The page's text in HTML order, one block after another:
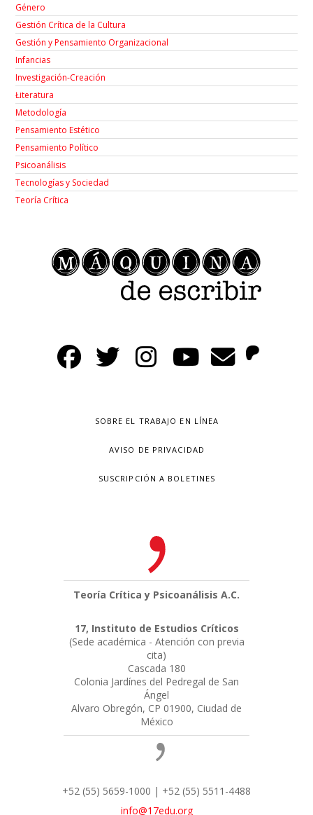
Género
Gestión Crítica de la Cultura
Gestión y Pensamiento Organizacional
Infancias
Investigación-Creación
Łiteratura
Metodología
Pensamiento Estético
Pensamiento Político
Psicoanálisis
Tecnologías y Sociedad
Teoría Crítica
SOBRE EL TRABAJO EN LÍNEA
AVISO DE PRIVACIDAD
SUSCRIPCIÓN A BOLETINES
Teoría Crítica y Psicoanálisis A.C.
17, Instituto de Estudios Críticos
(Sede académica - Atención con previa
cita)
Cascada 180
Colonia Jardínes del Pedregal de San
Ángel
Alvaro Obregón, CP 01900, Ciudad de
México
+52 (55) 5659-1000 | +52 (55) 5511-4488
info@17edu.org